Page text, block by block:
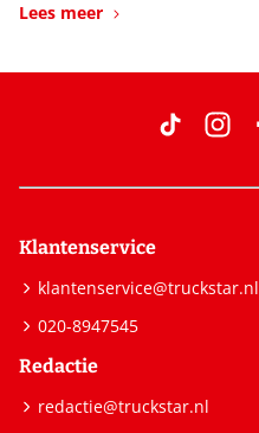
Lees meer
Klantenservice
klantenservice@truckstar.nl
020-8947545
Redactie
redactie@truckstar.nl